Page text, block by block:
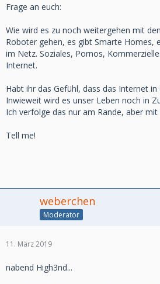
Frage an euch:
Wie wird es zu noch weitergehen mit
Roboter gehen, es gibt Smarte Homes,
im Netz. Soziales, Pornos,
Internet.
Habt ihr das Gefühl, dass das Internet
Inwieweit wird es unser Leben noch in
Ich verfolge das nur am Rande, aber mit
Tell me!
weberchen
Moderator
11. März 2019
nabend High3nd...